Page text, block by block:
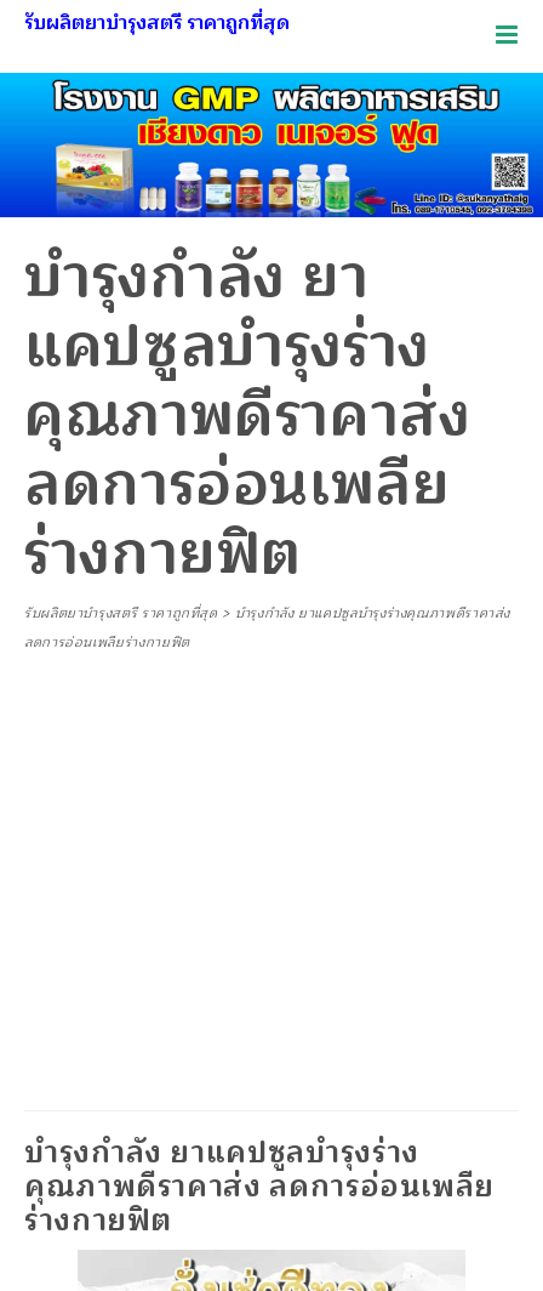
รับผลิตยาบำรุงสตรี ราคาถูกที่สุด
บำรุงกำลัง ยา
แคปซูลบำรุงร่าง
คุณภาพดีราคาส่ง
ลดการอ่อนเพลีย
ร่างกายฟิต
รับผลิตยาบำรุงสตรี ราคาถูกที่สุด > บำรุงกำลัง ยาแคปซูลบำรุงร่างคุณภาพดีราคาส่ง
ลดการอ่อนเพลียร่างกายฟิต
บำรุงกำลัง ยาแคปซูลบำรุงร่าง
คุณภาพดีราคาส่ง ลดการอ่อนเพลีย
ร่างกายฟิต